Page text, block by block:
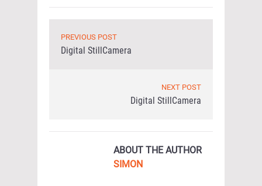
PREVIOUS POST
Digital StillCamera
NEXT POST
Digital StillCamera
ABOUT THE AUTHOR
SIMON